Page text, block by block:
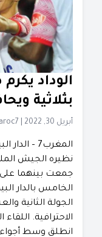
الوداد
بثلاثية
أبريل 30, 2022
المغرب7 –
نظيره الجيش
جمعت بينهما
الخامس بالدار
الجولة الثانية
الاحترافية.
انطلق وسط أجواء